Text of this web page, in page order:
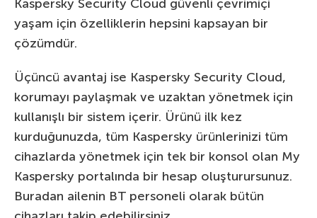
Kaspersky Security Cloud güvenli çevrimiçi
yaşam için özelliklerin hepsini kapsayan bir
çözümdür.
Üçüncü avantaj ise Kaspersky Security Cloud,
korumayı paylaşmak ve uzaktan yönetmek için
kullanışlı bir sistem içerir. Ürünü ilk kez
kurduğunuzda, tüm Kaspersky ürünlerinizi tüm
cihazlarda yönetmek için tek bir konsol olan My
Kaspersky portalında bir hesap oluşturursunuz.
Buradan ailenin BT personeli olarak bütün